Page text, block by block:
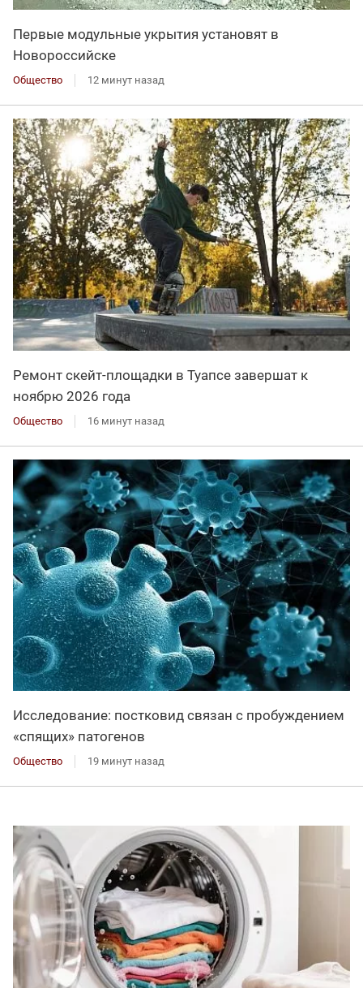
Первые модульные укрытия установят в
Новороссийске
Общество 12 минут назад
Ремонт скейт-площадки в Туапсе завершат к
ноябрю 2026 года
Общество 16 минут назад
Исследование: постковид связан с пробуждением
«спящих» патогенов
Общество 19 минут назад